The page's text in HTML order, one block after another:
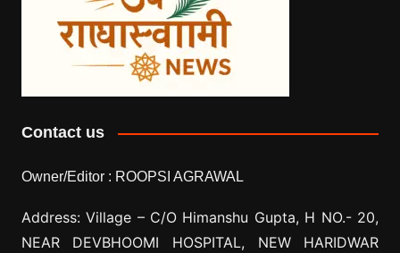
Contact us
Owner/Editor : ROOPSI AGRAWAL
Address: Village – C/O Himanshu Gupta, H NO.- 20,
NEAR DEVBHOOMI HOSPITAL, NEW HARIDWAR